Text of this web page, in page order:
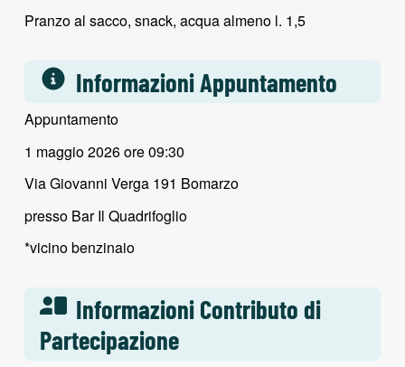
Pranzo al sacco, snack, acqua almeno l. 1,5
Informazioni Appuntamento
Appuntamento
1 maggio 2026 ore 09:30
Via Giovanni Verga 191 Bomarzo
presso Bar Il Quadrifoglio
*vicino benzinaio
Informazioni Contributo di
Partecipazione